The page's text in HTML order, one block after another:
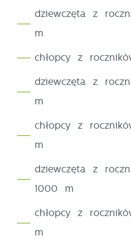
dziewczęta z
m
chłopcy z
dziewczęta z
m
chłopcy z
m
dziewczęta z
1000 m
chłopcy z
m
stronie.
Cookies analityczne
w zakresie
nasze serwisy www.
naszych serwisów
informacje są
Wyrażenie zgody na
gwarantuje dostępność
Reklamowe
Dzięki reklamowym
najciekawsze informacje
naszych partnerów.
Promocyjne pliki cookies
naszych komunikatów na
przeglądanej witryny
mogą pojawić się na
Więcej